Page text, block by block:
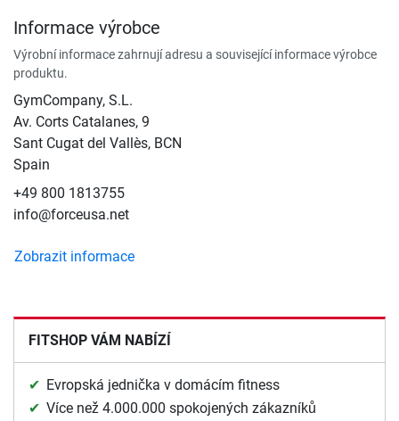
Informace výrobce
Výrobní informace zahrnují adresu a související informace výrobce
produktu.
GymCompany, S.L.
Av. Corts Catalanes, 9
Sant Cugat del Vallès, BCN
Spain
+49 800 1813755
info@forceusa.net
Zobrazit informace
FITSHOP VÁM NABÍZÍ
Evropská jednička v domácím fitness
Více než 4.000.000 spokojených zákazníků